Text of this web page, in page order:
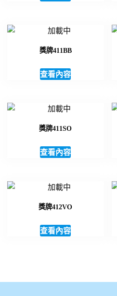
獎牌411BB
查看內容
獎牌411SO
查看內容
獎牌412VO
查看內容